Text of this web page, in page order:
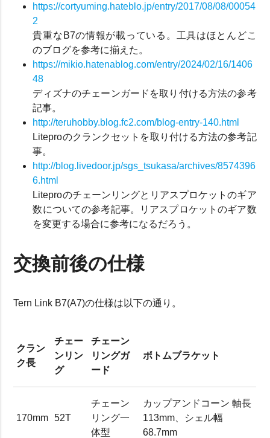
https://cortyuming.hateblo.jp/entry/2017/08/08/00054
2
貴重なB7の情報が載っている。工具はほとんどこ
のブログを参考に揃えた。
https://mikio.hatenablog.com/entry/2024/02/16/1406
48
ディズナのチェーンガードを取り付ける方法の参考
記事。
http://teruhobby.blog.fc2.com/blog-entry-140.html
Liteproのクランクセットを取り付ける方法の参考記
事。
http://blog.livedoor.jp/sgs_tsukasa/archives/8574396
6.html
Liteproのチェーンリングとリアスプロケットのギア
数についての参考記事。リアスプロケットのギア数
を変更する場合に参考になるだろう。
交換前後の仕様
Tern Link B7(A7)の仕様は以下の通り。
クラン
ク長
チェー
ンリン
グ
チェーン
リングガ
ード
ボトムブラケット
170mm 52T
チェーン
リング一
体型
カップアンドコーン 軸長
113mm、シェル幅
68.7mm